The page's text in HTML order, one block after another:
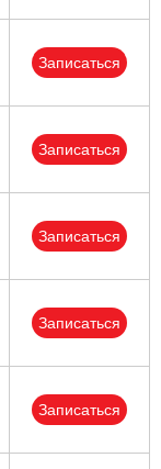
Записаться
Записаться
Записаться
Записаться
Записаться